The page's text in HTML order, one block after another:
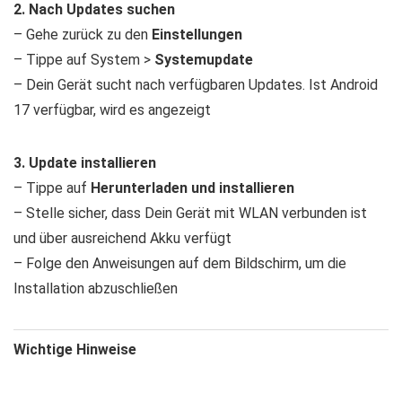
2. Nach Updates suchen
– Gehe zurück zu den Einstellungen
– Tippe auf System > Systemupdate
– Dein Gerät sucht nach verfügbaren Updates. Ist Android
17 verfügbar, wird es angezeigt
3. Update installieren
– Tippe auf Herunterladen und installieren
– Stelle sicher, dass Dein Gerät mit WLAN verbunden ist
und über ausreichend Akku verfügt
– Folge den Anweisungen auf dem Bildschirm, um die
Installation abzuschließen
Wichtige Hinweise